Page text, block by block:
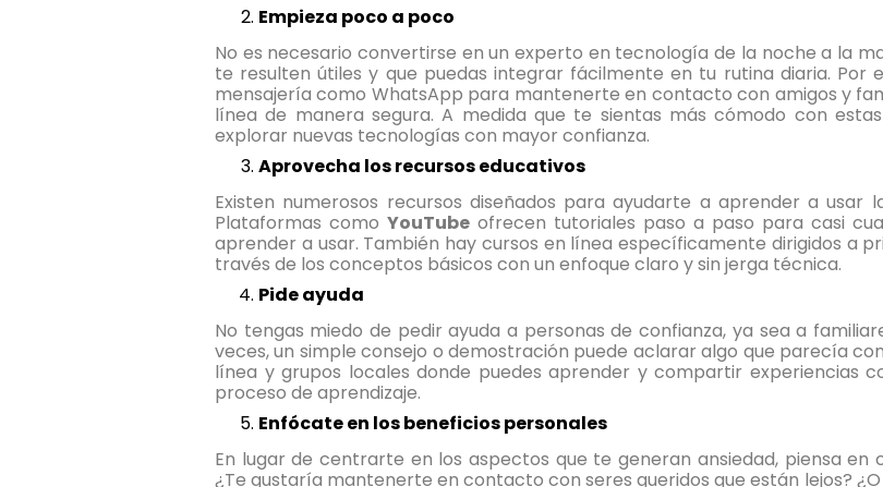
Empieza poco a poco
No es necesario convertirse en un experto en tecnología de la noche a la
te resulten útiles y que puedas integrar fácilmente en tu rutina diaria. Por
mensajería como WhatsApp para mantenerte en contacto con amigos y
línea de manera segura. A medida que te sientas más cómodo con
explorar nuevas tecnologías con mayor confianza.
Aprovecha los recursos educativos
Existen numerosos recursos diseñados para ayudarte a aprender a
Plataformas como YouTube ofrecen tutoriales paso a paso para casi
aprender a usar. También hay cursos en línea específicamente dirigidos a
través de los conceptos básicos con un enfoque claro y sin jerga técnica.
Pide ayuda
No tengas miedo de pedir ayuda a personas de confianza, ya sea a
veces, un simple consejo o demostración puede aclarar algo que parecía
línea y grupos locales donde puedes aprender y compartir experiencias
proceso de aprendizaje.
Enfócate en los beneficios personales
En lugar de centrarte en los aspectos que te generan ansiedad, piensa
¿Te gustaría mantenerte en contacto con seres queridos que están lejos?